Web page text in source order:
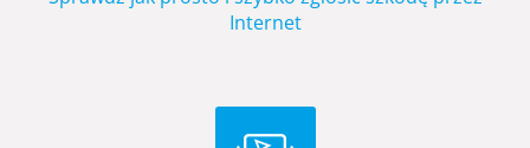
Internet